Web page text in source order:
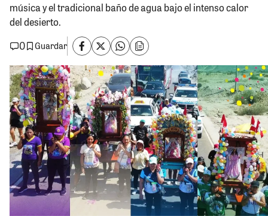
música y el tradicional baño de agua bajo el intenso calor
del desierto.
0
Guardar